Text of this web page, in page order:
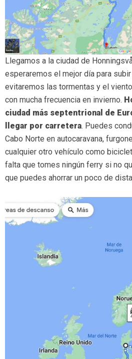
Llegamos a la ciudad de
esperaremos el mejor día para
evitaremos las tormentas y el
con mucha frecuencia en invierno.
ciudad más septentrional de
llegar por carretera. Puedes
Cabo Norte en autocaravana,
cualquier otro vehículo como
falta que tomes ningún ferry si no
que puedes ahorrar un poco de